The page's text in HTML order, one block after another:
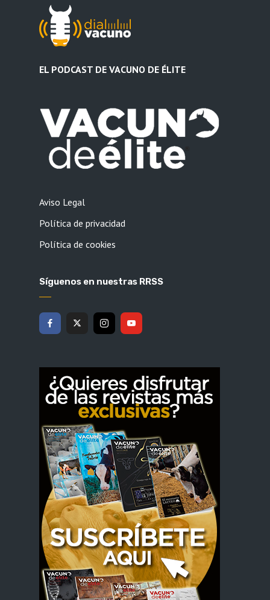
EL PODCAST DE VACUNO DE ÉLITE
Aviso Legal
Política de privacidad
Política de cookies
Síguenos en nuestras RRSS